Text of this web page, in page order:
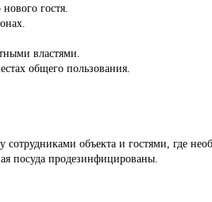
гостя.
властями.
общего пользования.
объекта и гостями, где
посуда продезинфицированы.